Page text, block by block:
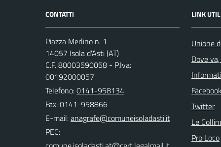
CONTATTI
Piazza Merlino n. 1
14057 Isola d'Asti (AT)
C.F. 80003590058 - P.Iva:
00192000057
Telefono:0141-958134
Fax: 0141-958866
E-mail:
PEC:
LINK
Unione
Dove
Facebook
Twitter
Le
Pro Loco